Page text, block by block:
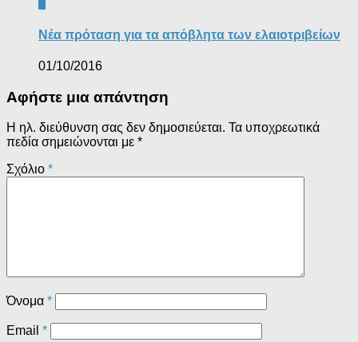
Νέα πρόταση για τα απόβλητα των ελαιοτριβείων
01/10/2016
Αφήστε μια απάντηση
Η ηλ. διεύθυνση σας δεν δημοσιεύεται. Τα υποχρεωτικά
πεδία σημειώνονται με *
Σχόλιο *
Όνομα *
Email *